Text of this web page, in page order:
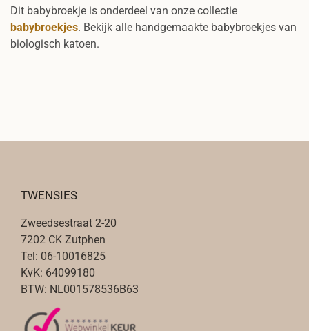
Dit babybroekje is onderdeel van onze collectie
babybroekjes. Bekijk alle handgemaakte babybroekjes van
biologisch katoen.
TWENSIES
Zweedsestraat 2-20
7202 CK Zutphen
Tel: 06-10016825
KvK: 64099180
BTW: NL001578536B63